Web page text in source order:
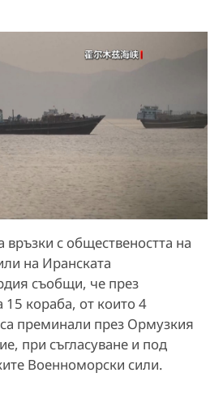
връзки с обществеността на
на Иранската
съобщи, че през
15 кораба, от които 4
преминали през Ормузкия
при съгласуване и под
Военноморски сили.